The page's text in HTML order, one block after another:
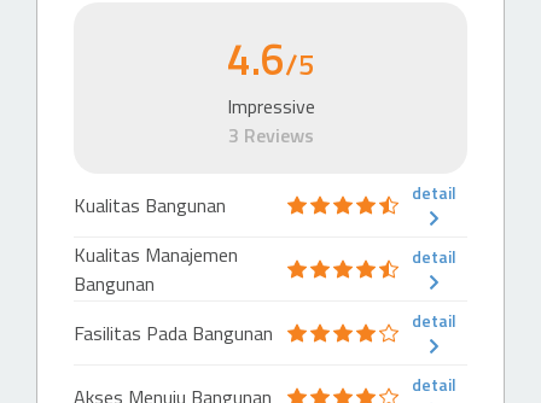
Karet
594 m
Busway Station
Halte Busway Tosari
633 m
4.6/5
Impressive
3 Reviews
Kualitas Bangunan detail
Kualitas Manajemen
Bangunan
detail
Fasilitas Pada Bangunan detail
Akses Menuju Bangunan detail